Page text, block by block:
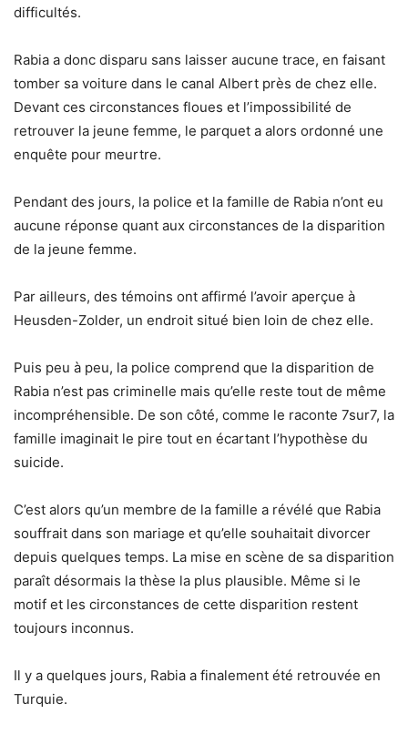
difficultés.
Rabia a donc disparu sans laisser aucune trace, en faisant
tomber sa voiture dans le canal Albert près de chez elle.
Devant ces circonstances floues et l’impossibilité de
retrouver la jeune femme, le parquet a alors ordonné une
enquête pour meurtre.
Pendant des jours, la police et la famille de Rabia n’ont eu
aucune réponse quant aux circonstances de la disparition
de la jeune femme.
Par ailleurs, des témoins ont affirmé l’avoir aperçue à
Heusden-Zolder, un endroit situé bien loin de chez elle.
Puis peu à peu, la police comprend que la disparition de
Rabia n’est pas criminelle mais qu’elle reste tout de même
incompréhensible. De son côté, comme le raconte 7sur7, la
famille imaginait le pire tout en écartant l’hypothèse du
suicide.
C’est alors qu’un membre de la famille a révélé que Rabia
souffrait dans son mariage et qu’elle souhaitait divorcer
depuis quelques temps. La mise en scène de sa disparition
paraît désormais la thèse la plus plausible. Même si le
motif et les circonstances de cette disparition restent
toujours inconnus.
Il y a quelques jours, Rabia a finalement été retrouvée en
Turquie.